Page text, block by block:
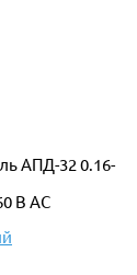
АПД-32 0.16-
В АС